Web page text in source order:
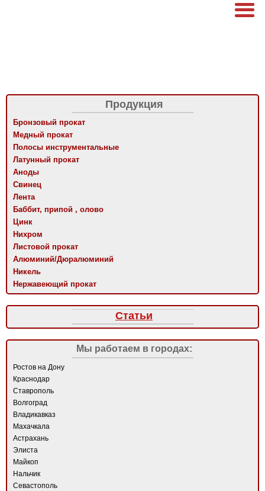
Продукция
Бронзовый прокат
Медный прокат
Полосы инструментальные
Латунный прокат
Аноды
Свинец
Лента
Баббит, припой , олово
Цинк
Нихром
Листовой прокат
Алюминий/Дюралюминий
Никель
Нержавеющий прокат
Статьи
Мы работаем в городах:
Ростов на Дону
Краснодар
Ставрополь
Волгоград
Владикавказ
Махачкала
Астрахань
Элиста
Майкоп
Нальчик
Севастополь